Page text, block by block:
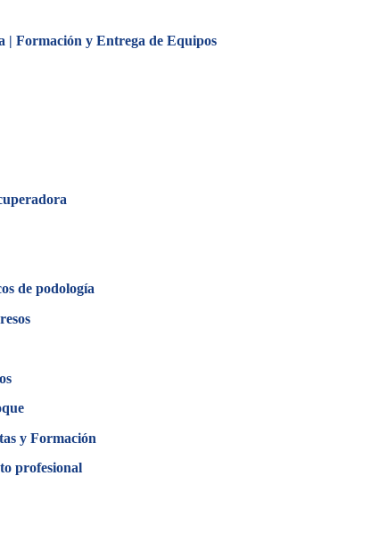
| Formación y Entrega de Equipos
de podología
y Formación
profesional